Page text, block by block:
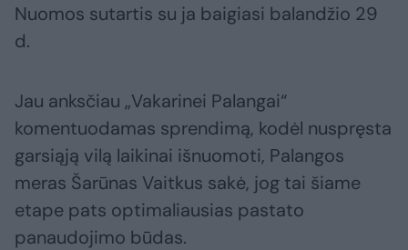
Nuomos sutartis su ja baigiasi balandžio 29
d.
Jau anksčiau „Vakarinei Palangai“
komentuodamas sprendimą, kodėl nuspręsta
garsiąją vilą laikinai išnuomoti, Palangos
meras Šarūnas Vaitkus sakė, jog tai šiame
etape pats optimaliausias pastato
panaudojimo būdas.